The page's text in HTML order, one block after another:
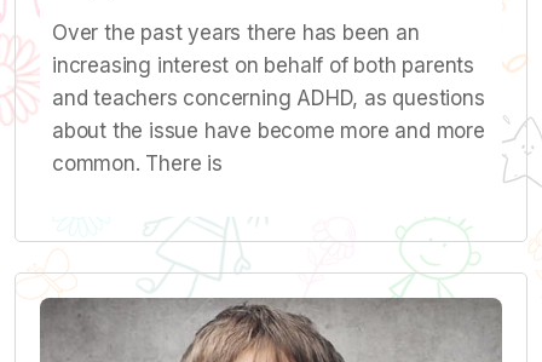
Over the past years there has been an
increasing interest on behalf of both parents
and teachers concerning ADHD, as questions
about the issue have become more and more
common. There is